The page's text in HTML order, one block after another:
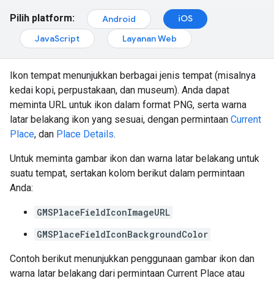
Pilih platform: Android
iOS
JavaScript
Layanan Web
Ikon tempat menunjukkan berbagai jenis tempat (misalnya
kedai kopi, perpustakaan, dan museum). Anda dapat
meminta URL untuk ikon dalam format PNG, serta warna
latar belakang ikon yang sesuai, dengan permintaan Current
Place, dan Place Details.
Untuk meminta gambar ikon dan warna latar belakang untuk
suatu tempat, sertakan kolom berikut dalam permintaan
Anda:
GMSPlaceFieldIconImageURL
GMSPlaceFieldIconBackgroundColor
Contoh berikut menunjukkan penggunaan gambar ikon dan
warna latar belakang dari permintaan Current Place atau